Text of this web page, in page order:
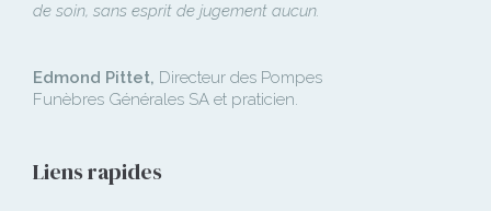
de soin, sans esprit de jugement aucun.
Edmond Pittet, Directeur des Pompes
Funèbres Générales SA et praticien.
Liens rapides